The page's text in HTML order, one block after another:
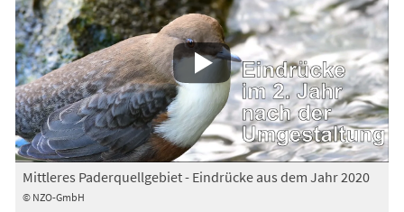
© NZO-GmbH
Mittleres Paderquellgebiet - Eindrücke aus dem Jahr 2020